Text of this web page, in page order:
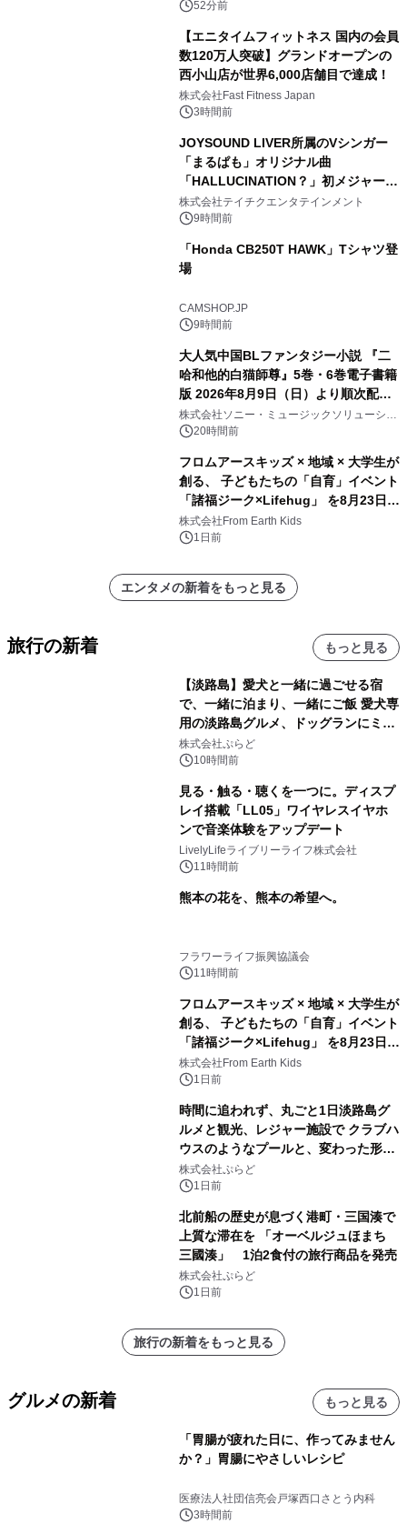
52分前
【エニタイムフィットネス 国内の会員
数120万人突破】グランドオープンの
西小山店が世界6,000店舗目で達成！
株式会社Fast Fitness Japan
3時間前
JOYSOUND LIVER所属のVシンガー
「まるぱも」オリジナル曲
「HALLUCINATION？」初メジャー配
信リリース決定！
株式会社テイチクエンタテインメント
9時間前
「Honda CB250T HAWK」Tシャツ登
場
CAMSHOP.JP
9時間前
大人気中国BLファンタジー小説 『二
哈和他的白猫師尊』5巻・6巻電子書籍
版 2026年8月9日（日）より順次配信
開始
株式会社ソニー・ミュージックソリューショ
ンズ20時間前
フロムアースキッズ × 地域 × 大学生が
創る、 子どもたちの「自育」イベント
「諸福ジーク×Lifehug」 を8月23日
(日)開催
株式会社From Earth Kids
1日前
エンタメの新着をもっと見る
旅行の新着 もっと見る
【淡路島】愛犬と一緒に過ごせる宿
で、一緒に泊まり、一緒にご飯 愛犬専
用の淡路島グルメ、ドッグランにミニ
プール グランピングとトレーラーハウ
スの2施設で
株式会社ぷらど
10時間前
見る・触る・聴くを一つに。ディスプ
レイ搭載「LL05」ワイヤレスイヤホ
ンで音楽体験をアップデート
LivelyLifeライブリーライフ株式会社
11時間前
熊本の花を、熊本の希望へ。
フラワーライフ振興協議会
11時間前
フロムアースキッズ × 地域 × 大学生が
創る、 子どもたちの「自育」イベント
「諸福ジーク×Lifehug」 を8月23日
(日)開催
株式会社From Earth Kids
1日前
時間に追われず、丸ごと1日淡路島グ
ルメと観光、レジャー施設で クラブハ
ウスのようなプールと、変わった形の
サウナも 「THE BOXY AWAJI」のお
得な素泊まり連泊プランで
株式会社ぷらど
1日前
北前船の歴史が息づく港町・三国湊で
上質な滞在を 「オーベルジュほまち
三國湊」 1泊2食付の旅行商品を発売
株式会社ぷらど
1日前
旅行の新着をもっと見る
グルメの新着 もっと見る
「胃腸が疲れた日に、作ってみません
か？」胃腸にやさしいレシピ
医療法人社団信亮会戸塚西口さとう内科
3時間前